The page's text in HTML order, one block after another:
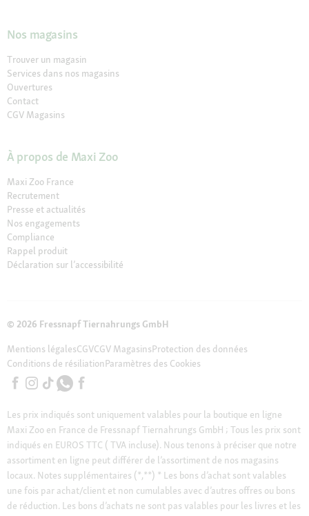
Nos magasins
Trouver un magasin
Services dans nos magasins
Ouvertures
Contact
CGV Magasins
À propos de Maxi Zoo
Maxi Zoo France
Recrutement
Presse et actualités
Nos engagements
Compliance
Rappel produit
Déclaration sur l’accessibilité
© 2026 Fressnapf Tiernahrungs GmbH
Mentions légalesCGVCGV MagasinsProtection des données
Conditions de résiliationParamètres des Cookies
Les prix indiqués sont uniquement valables pour la boutique en ligne
Maxi Zoo en France de Fressnapf Tiernahrungs GmbH ; Tous les prix sont
indiqués en EUROS TTC ( TVA incluse). Nous tenons à préciser que notre
assortiment en ligne peut différer de l’assortiment de nos magasins
locaux. Notes supplémentaires (*,**) * Les bons d’achat sont valables
une fois par achat/client et non cumulables avec d’autres offres ou bons
de réduction. Les bons d’achats ne sont pas valables pour les livres et les